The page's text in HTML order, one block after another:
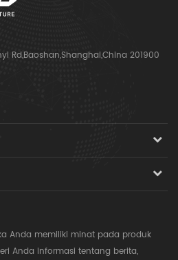
Rd,Baoshan,Shanghai,China 201900
Anda memiliki minat pada produk
Anda informasi tentang berita,